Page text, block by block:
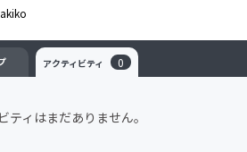
アクティビティ 0
ティはまだありません。